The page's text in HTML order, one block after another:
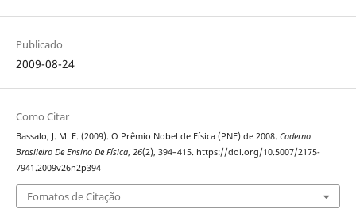
Publicado
2009-08-24
Como Citar
Bassalo, J. M. F. (2009). O Prêmio Nobel de Física (PNF) de 2008. Caderno
Brasileiro De Ensino De Física, 26(2), 394–415. https://doi.org/10.5007/2175-
7941.2009v26n2p394
Fomatos de Citação